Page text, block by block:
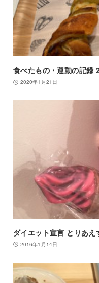
食べたもの・運動の記録
2020年1月21日
ダイエット宣言 とりあ
2016年1月14日